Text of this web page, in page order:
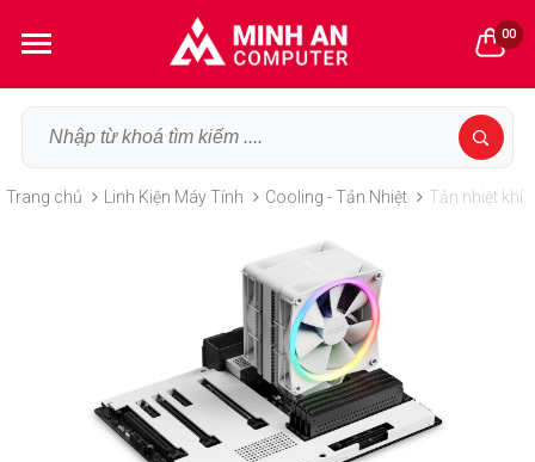
00
Trang chủ Linh Kiện Máy Tính Cooling - Tản Nhiệt Tản nhiệt khí